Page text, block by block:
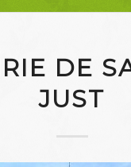
DE
JUST